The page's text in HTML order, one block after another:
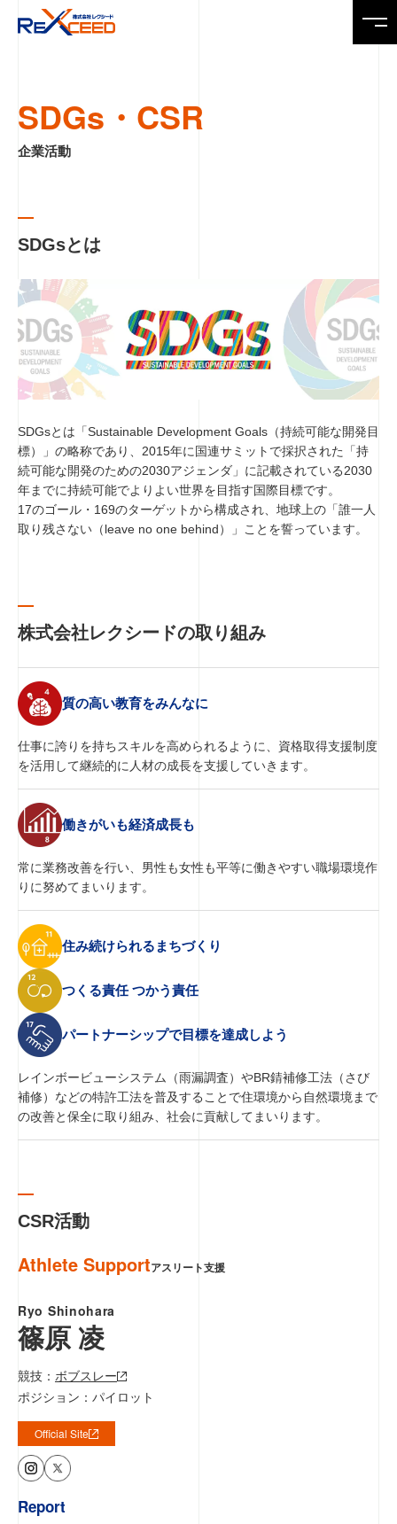
Top トップページ
Service
Company 会社情報
Recruit
SDGs・CSR 企業活動
Cooperators 協力業者の皆様へ
Contact
Privacy
SDGs・CSR
企業活動
SDGsとは
SDGsとは「Sustainable Development Goals（持続可能な開発目
標）」の略称であり、2015年に国連サミットで採択された「持
続可能な開発のための2030アジェンダ」に記載されている2030
年までに持続可能でよりよい世界を目指す国際目標です。
17のゴール・169のターゲットから構成され、地球上の「誰一人
取り残さない（leave no one behind）」ことを誓っています。
株式会社レクシードの取り組み
質の高い教育をみんなに
仕事に誇りを持ちスキルを高められるように、資格取得支援制度
を活用して継続的に人材の成長を支援していきます。
働きがいも経済成長も
常に業務改善を行い、男性も女性も平等に働きやすい職場環境作
りに努めてまいります。
住み続けられるまちづくり
つくる責任 つかう責任
パートナーシップで目標を達成しよう
レインボービューシステム（雨漏調査）やBR錆補修工法（さび
補修）などの特許工法を普及することで住環境から自然環境まで
の改善と保全に取り組み、社会に貢献してまいります。
CSR活動
Athlete Supportアスリート支援
Ryo Shinohara
篠原 凌
競技： ボブスレー
ポジション：パイロット
Official Site
Report